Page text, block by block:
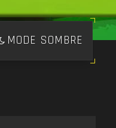
MODE SOMBRE